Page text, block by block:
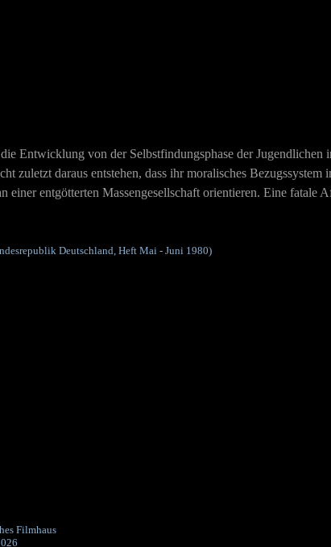
Entwicklung von der Selbstfindungsphase der Jugendlichen
zuletzt daraus entstehen, dass ihr moralisches Bezugssystem
entgötterten Massengesellschaft orientieren. Eine fatale
Deutschland, Heft Mai - Juni 1980)
Filmhaus